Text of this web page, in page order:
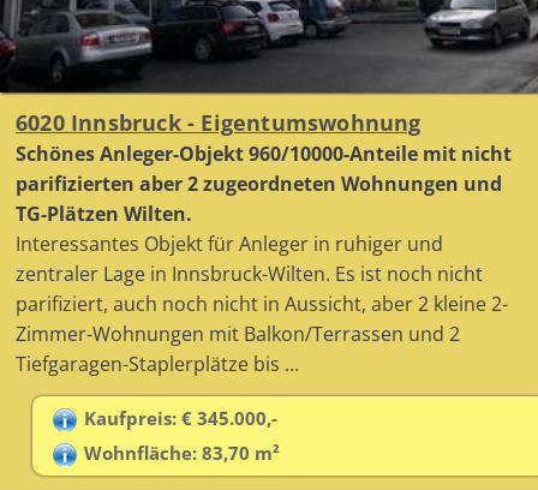
6020 Innsbruck - Eigentumswohnung
Schönes Anleger-Objekt 960/10000-Anteile mit nicht
parifizierten aber 2 zugeordneten Wohnungen und
TG-Plätzen Wilten.
Interessantes Objekt für Anleger in ruhiger und
zentraler Lage in Innsbruck-Wilten. Es ist noch nicht
parifiziert, auch noch nicht in Aussicht, aber 2 kleine 2-
Zimmer-Wohnungen mit Balkon/Terrassen und 2
Tiefgaragen-Staplerplätze bis ...
Kaufpreis: € 345.000,-
Wohnfläche: 83,70 m²